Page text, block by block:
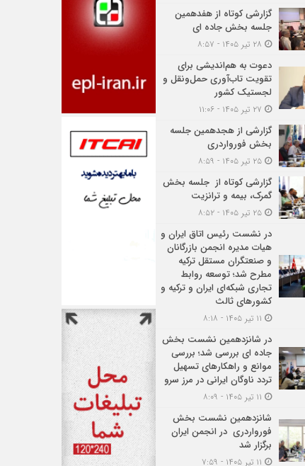
گزارشی کوتاه از هفدهمین
جلسه بخش جاده ای
دعوت به هم‌اندیشی برای
تقویت تاب‌آوری حمل‌ونقل و
لجستیک کشور
گزارشی از هجدهمین جلسه
بخش فورواردری
۲۵ تیر ۱۴۰۵ - ۸:۵۹
گزارشی کوتاه از جلسه بخش
گمرک، بیمه و ترانزیت
۲۵ تیر ۱۴۰۵ - ۸:۵۲
در نشست رئیس اتاق ایران و
هیات مدیره انجمن بازرگانان
و صنعتگران مستقل ترکیه
مطرح شد؛ توسعه روابط
تجاری شبکه‌ای ایران و ترکیه و
کشورهای ثالث
در شانزدهمین نشست بخش
جاده ای بررسی شد؛ بررسی
موانع و راهکارهای تسهیل
تردد ناوگان ایرانی در مرز سرو
شانزدهمین نشست بخش
فورواردری در انجمن ایران
برگزار شد